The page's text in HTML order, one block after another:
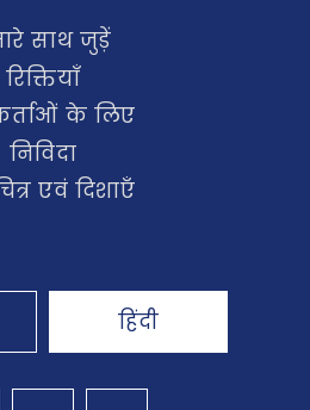
साथ जुड़ें
रिक्तियाँ
के लिए
निविदा
एवं दिशाएँ
हिंदी